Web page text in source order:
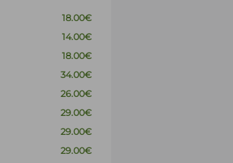
18.00€
14.00€
18.00€
34.00€
26.00€
29.00€
29.00€
29.00€